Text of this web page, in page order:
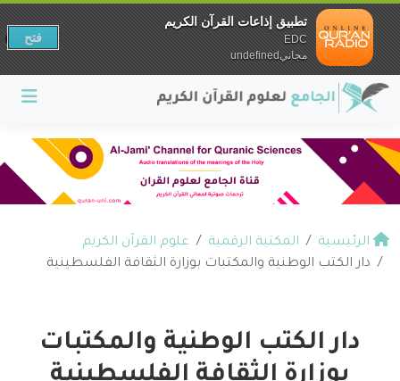
الرئيسية المكتبة الرقمية
علوم القرآن الكريم
دار الكتب الوطنية والمكتبات بوزارة الثقافة الفلسطينية
دار الكتب الوطنية والمكتبات
تطبيق إذاعات القرآن الكريم
EDC
مجانيundefined
فتح